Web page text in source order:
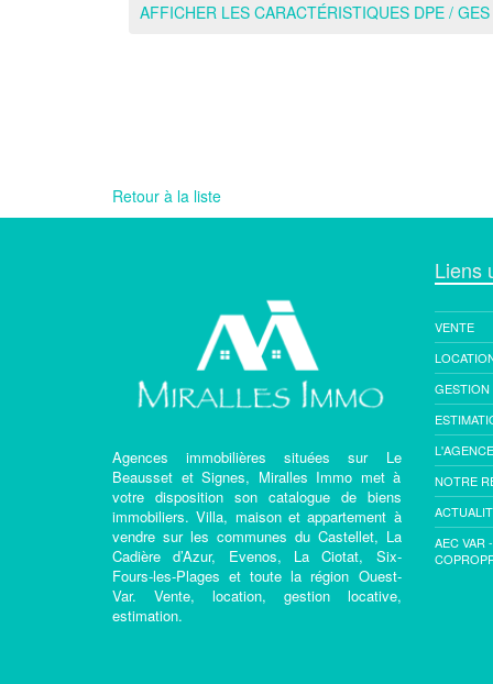
AFFICHER LES CARACTÉRISTIQUES DPE / GES
Retour à la liste
Agences immobilières situées sur Le
Beausset et Signes, Miralles Immo met à
votre disposition son catalogue de biens
immobiliers. Villa, maison et appartement à
vendre sur les communes du Castellet, La
Cadière d’Azur, Evenos, La Ciotat, Six-
Fours-les-Plages et toute la région Ouest-
Var. Vente, location, gestion locative,
estimation.
Liens
VENTE
GESTION
L'AGENCE
NOTRE
AEC VAR